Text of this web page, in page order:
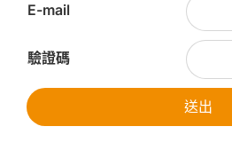
E-mail
驗證碼
送出